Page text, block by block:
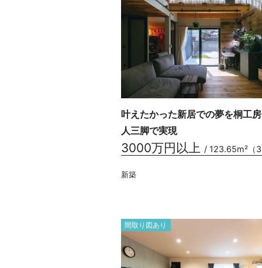
叶えたかった新居での夢を桐工
人三脚で実現
3000万円以上 / 123.65m²（
新築
間取り図あり